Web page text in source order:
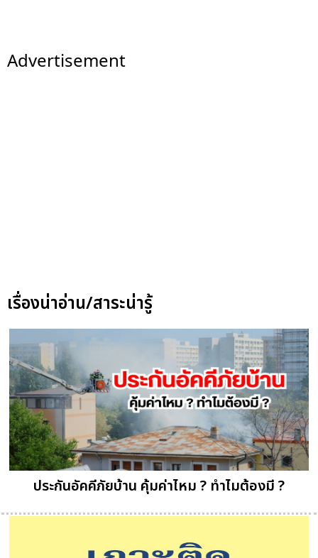
Advertisement
เรื่องน่าอ่าน/สาระน่ารู้
ประกันอัคคีภัยบ้าน คุ้มค่าไหม ? ทำไมต้องมี ?